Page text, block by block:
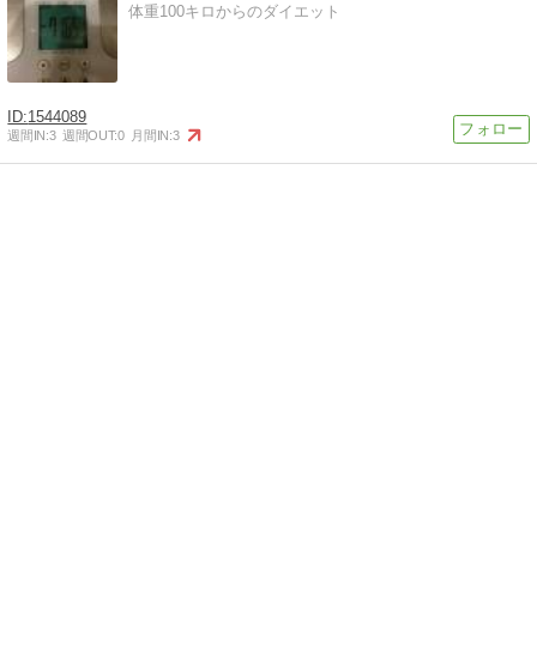
体重100キロからのダイエット
1544089
週間IN:3 週間OUT:0 月間IN:3